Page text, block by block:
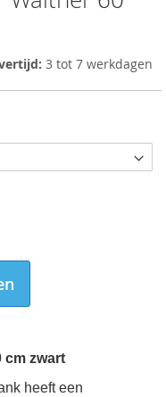
3 tot 7 werkdagen
cm zwart
heeft een